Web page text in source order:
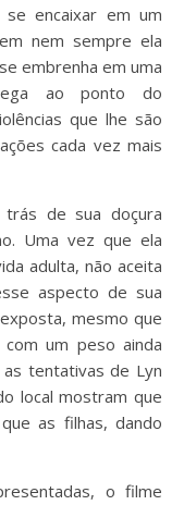
encaixar em um
nem sempre ela
embrenha em uma
ao ponto do
que lhe são
cada vez mais
de sua doçura
Uma vez que ela
adulta, não aceita
aspecto de sua
mesmo que
um peso ainda
tentativas de Lyn
local mostram que
as filhas, dando
o filme